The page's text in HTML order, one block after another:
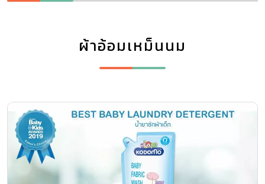
ผ้าอ้อมเหม็นนม